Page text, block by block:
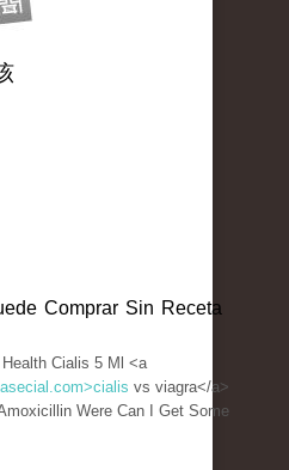
Comprar Sin Receta
Cialis 5 Ml <a
vs viagra</a>
Were Can I Get Some